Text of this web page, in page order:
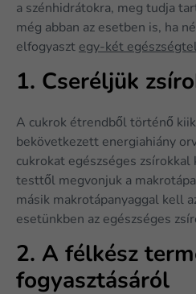
a szénhidrátokra, meg tudja
még abban az esetben is, ha
elfogyaszt egy-két
1. Cseréljük
A cukrok étrendből történő
bekövetkezett energiahiány
cukrokat egészséges
testtől megvonjuk a
másik makrotápanyaggal kell
esetünkben az egészséges
2. A félkész
fogyasztásáról